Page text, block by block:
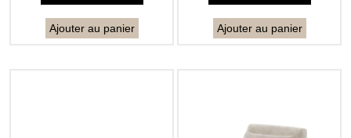
Ajouter au panier Ajouter au panier